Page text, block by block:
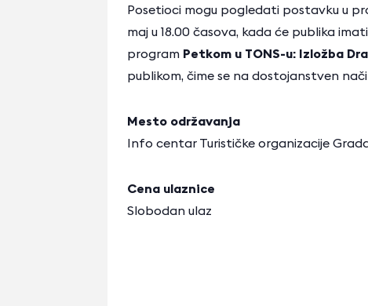
Posetioci mogu pogledati postavku u
maj u 18.00 časova, kada će publika
program Petkom u TONS-u: Izložba
publikom, čime se na dostojanstven
Mesto održavanja
Info centar Turističke organizacije
Cena ulaznice
Slobodan ulaz